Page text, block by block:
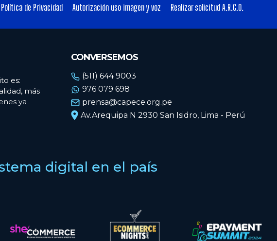
Política de Privacidad
Autorización uso imagen y voz Realizar solicitud A.R.C.O.
es:
más
ya
CONVERSEMOS
(511) 644 9003
976 079 698
prensa@capece.org.pe
Av.Arequipa N 2930 San Isidro, Lima - Perú
digital en el país